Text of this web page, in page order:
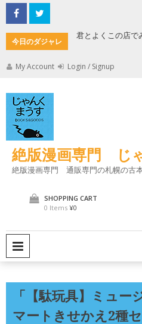
Skip
to
content
今日のダジャレ
君とよくこの店で
My Account Login / Signup
絶版漫画専門 じ
絶版漫画専門 通販専門の札幌の古
SHOPPING CART
0 Items ¥0
「【駄玩具】ミュー
マートきせかえ2種セ